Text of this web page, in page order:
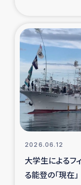
仮
イ
2026.06.12
大学生による
る能登の「現在」